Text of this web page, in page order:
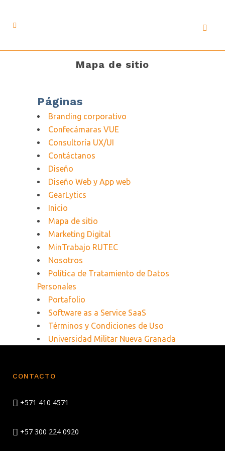
Mapa de sitio
Páginas
Branding corporativo
Confecámaras VUE
Consultoría UX/UI
Contáctanos
Diseño
Diseño Web y App web
GearLytics
Inicio
Mapa de sitio
Marketing Digital
MinTrabajo RUTEC
Nosotros
Política de Tratamiento de Datos
Personales
Portafolio
Software as a Service SaaS
Términos y Condiciones de Uso
Universidad Militar Nueva Granada
CONTACTO
+571 410 4571
+57 300 224 0920